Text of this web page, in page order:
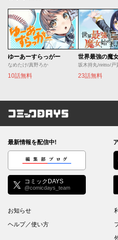
ゆーあーすらっがー
なめたけ/真野ろか
10話無料
坂木持丸/riritto/戸
23話無料
コミックDAYS
最新情報を配信中!
編集部ブログ
コミックDAYS
@comicdays_team
お知らせ
ヘルプ／使い方